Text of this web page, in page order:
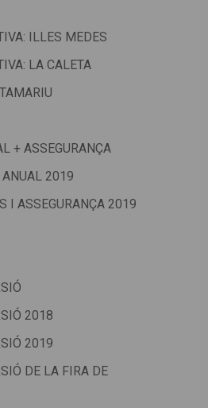
ILLES MEDES
LA CALETA
+ ASSEGURANÇA
ANUAL 2019
I ASSEGURANÇA 2019
2018
2019
DE LA FIRA DE